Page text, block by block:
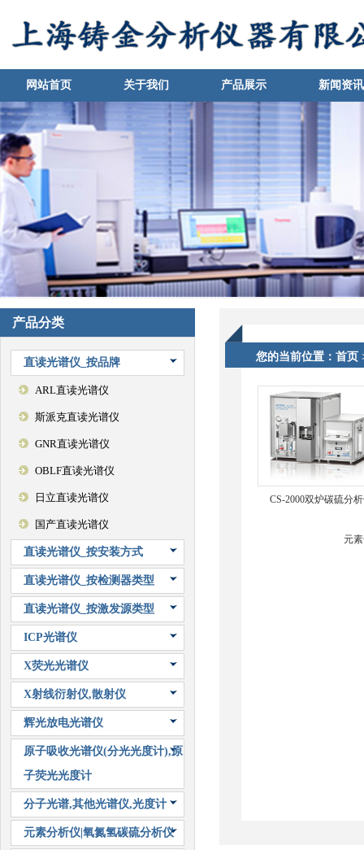
网站首页 关于我们 产品展示 新闻资讯
产品分类
直读光谱仪_按品牌
ARL直读光谱仪
斯派克直读光谱仪
GNR直读光谱仪
OBLF直读光谱仪
日立直读光谱仪
国产直读光谱仪
直读光谱仪_按安装方式
直读光谱仪_按检测器类型
直读光谱仪_按激发源类型
ICP光谱仪
X荧光光谱仪
X射线衍射仪,散射仪
辉光放电光谱仪
原子吸收光谱仪(分光光度计),原
子荧光光度计
分子光谱,其他光谱仪,光度计
元素分析仪|氧氮氢碳硫分析仪
您的当前位置： 首页
CS-2000双炉碳硫分
元